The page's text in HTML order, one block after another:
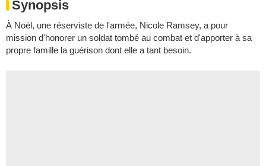
Synopsis
À Noël, une réserviste de l'armée, Nicole Ramsey, a pour
mission d'honorer un soldat tombé au combat et d'apporter à sa
propre famille la guérison dont elle a tant besoin.